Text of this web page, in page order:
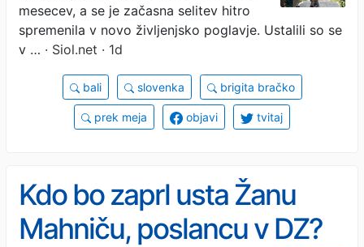
mesecev, a se je začasna selitev hitro
spremenila v novo življenjsko poglavje. Ustalili so se
v … · Siol.net · 1d
bali slovenka brigita bračko
prek meja objavi tvitaj
Kdo bo zaprl usta Žanu
Mahniču, poslancu v DZ?